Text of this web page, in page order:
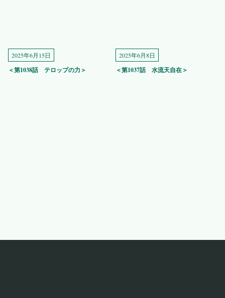
2025年6月15日
＜第1038話 テロップの力＞
2025年6月8日
＜第1037話 水流天自在＞